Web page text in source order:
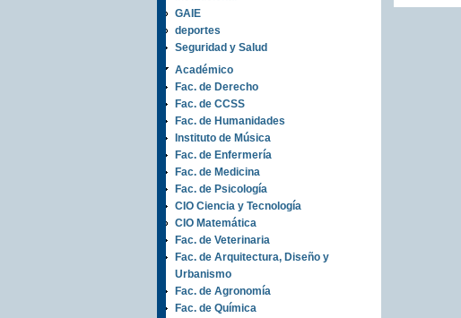
GAIE
deportes
Seguridad y Salud
Académico
Fac. de Derecho
Fac. de CCSS
Fac. de Humanidades
Instituto de Música
Fac. de Enfermería
Fac. de Medicina
Fac. de Psicología
CIO Ciencia y Tecnología
CIO Matemática
Fac. de Veterinaria
Fac. de Arquitectura, Diseño y
Urbanismo
Fac. de Agronomía
Fac. de Química